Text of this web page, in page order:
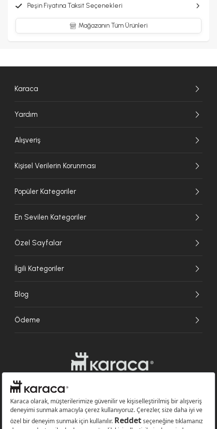
Peşin Fiyatına Taksit Seçenekleri
Mağazanın Tüm Ürünleri
Karaca
Yardım
Alışveriş
Kişisel Verilerin Korunması
Popüler Kategoriler
En Sevilen Kategoriler
Özel Sayfalar
İlgili Kategoriler
Blog
Ödeme